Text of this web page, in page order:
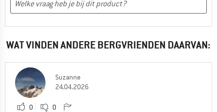
WAT VINDEN ANDERE BERGVRIENDEN DAARVAN:
Suzanne
24.04.2026
0 0